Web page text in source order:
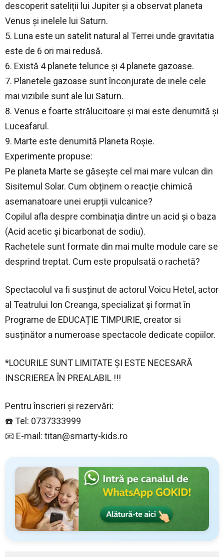
descoperit sateliții lui Jupiter și a observat planeta
Venus și inelele lui Saturn.
5. Luna este un satelit natural al Terrei unde gravitatia
este de 6 ori mai redusă.
6. Există 4 planete telurice și 4 planete gazoase.
7. Planetele gazoase sunt înconjurate de inele cele
mai vizibile sunt ale lui Saturn.
8. Venus e foarte strălucitoare și mai este denumită și
Luceafarul.
9. Marte este denumită Planeta Roșie.
Experimente propuse:
Pe planeta Marte se găsește cel mai mare vulcan din
Sisitemul Solar. Cum obținem o reacție chimică
asemanatoare unei erupții vulcanice?
Copilul afla despre combinația dintre un acid și o baza
(Acid acetic și bicarbonat de sodiu).
Rachetele sunt formate din mai multe module care se
desprind treptat. Cum este propulsată o rachetă?
Spectacolul va fi susținut de actorul Voicu Hetel, actor
al Teatrului Ion Creanga, specializat și format în
Programe de EDUCAȚIE TIMPURIE, creator si
susținător a numeroase spectacole dedicate copiilor.
*LOCURILE SUNT LIMITATE ȘI ESTE NECESARĂ
INSCRIEREA ÎN PREALABIL !!!
Pentru înscrieri și rezervări:
☎️ Tel: 0737333999
📧 E-mail: titan@smarty-kids.ro